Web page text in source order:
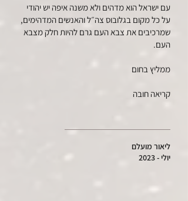
עם ישראל הוא מדהים ולא משנה איפה יש יהודי
על כל מקום בגלובוס צה״ל והאנשים המדהימים,
שמרכיבים את צבא העם גרם להיות חלק מצבא
העם.
ממליץ בחום
קריאה חובה
ליאור מועלם
יולי - 2023